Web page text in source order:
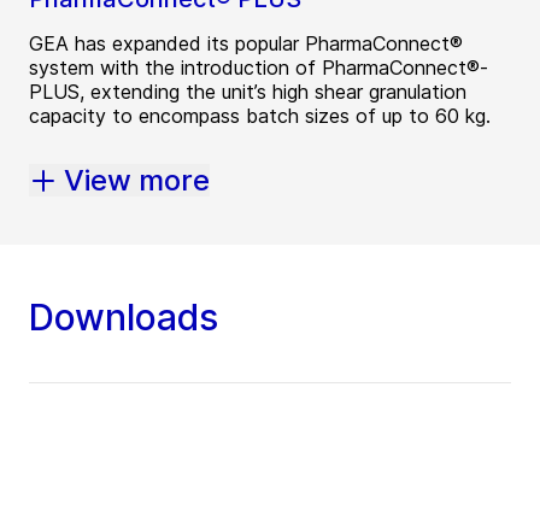
GEA has expanded its popular PharmaConnect®
system with the introduction of PharmaConnect®-
PLUS, extending the unit’s high shear granulation
capacity to encompass batch sizes of up to 60 kg.
View more
Downloads